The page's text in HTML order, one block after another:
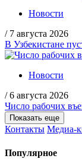
Новости
/ 7 августа 2026
В Узбекистане
Новости
/ 6 августа 2026
Число рабочих
Показать еще
Контакты Медиа-
Популярное